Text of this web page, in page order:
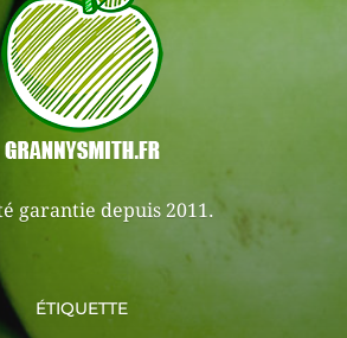
garantie depuis 2011.
ÉTIQUETTE